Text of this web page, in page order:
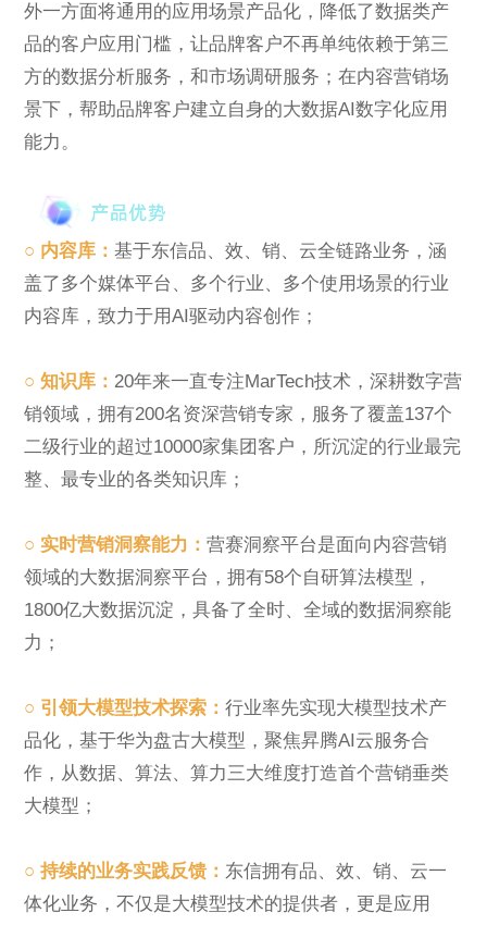
外一方面将通用的应用场景产品化，降低了数据类产
品的客户应用门槛，让品牌客户不再单纯依赖于第三
方的数据分析服务，和市场调研服务；在内容营销场
景下，帮助品牌客户建立自身的大数据AI数字化应用
能力。
○ 内容库：基于东信品、效、销、云全链路业务，涵
盖了多个媒体平台、多个行业、多个使用场景的行业
内容库，致力于用AI驱动内容创作；
○ 知识库： 20年来一直专注MarTech技术，深耕数字营
销领域，拥有200名资深营销专家，服务了覆盖137个
二级行业的超过10000家集团客户，所沉淀的行业最完
整、最专业的各类知识库；
○ 实时营销洞察能力：营赛洞察平台是面向内容营销
领域的大数据洞察平台，拥有58个自研算法模型，
1800亿大数据沉淀，具备了全时、全域的数据洞察能
力；
○ 引领大模型技术探索：行业率先实现大模型技术产
品化，基于华为盘古大模型，聚焦昇腾AI云服务合
作，从数据、算法、算力三大维度打造首个营销垂类
大模型；
○ 持续的业务实践反馈： 东信拥有品、效、销、云一
体化业务，不仅是大模型技术的提供者，更是应用